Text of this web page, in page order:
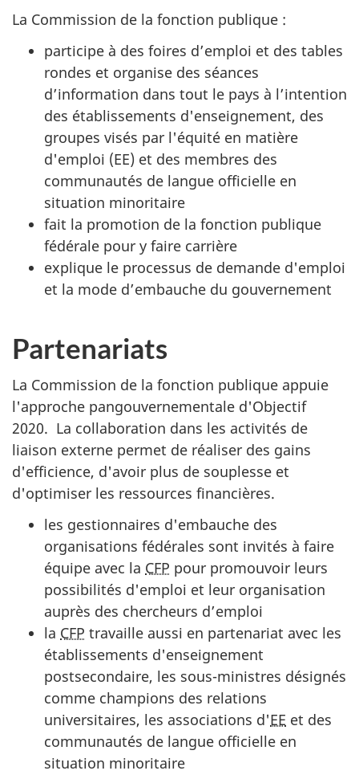
La Commission de la fonction publique :
participe à des foires d’emploi et des tables
rondes et organise des séances
d’information dans tout le pays à l’intention
des établissements d'enseignement, des
groupes visés par l'équité en matière
d'emploi (EE) et des membres des
communautés de langue officielle en
situation minoritaire
fait la promotion de la fonction publique
fédérale pour y faire carrière
explique le processus de demande d'emploi
et la mode d’embauche du gouvernement
Partenariats
La Commission de la fonction publique appuie
l'approche pangouvernementale d'Objectif
2020. La collaboration dans les activités de
liaison externe permet de réaliser des gains
d'efficience, d'avoir plus de souplesse et
d'optimiser les ressources financières.
les gestionnaires d'embauche des
organisations fédérales sont invités à faire
équipe avec la CFP pour promouvoir leurs
possibilités d'emploi et leur organisation
auprès des chercheurs d’emploi
la CFP travaille aussi en partenariat avec les
établissements d'enseignement
postsecondaire, les sous-ministres désignés
comme champions des relations
universitaires, les associations d'EE et des
communautés de langue officielle en
situation minoritaire